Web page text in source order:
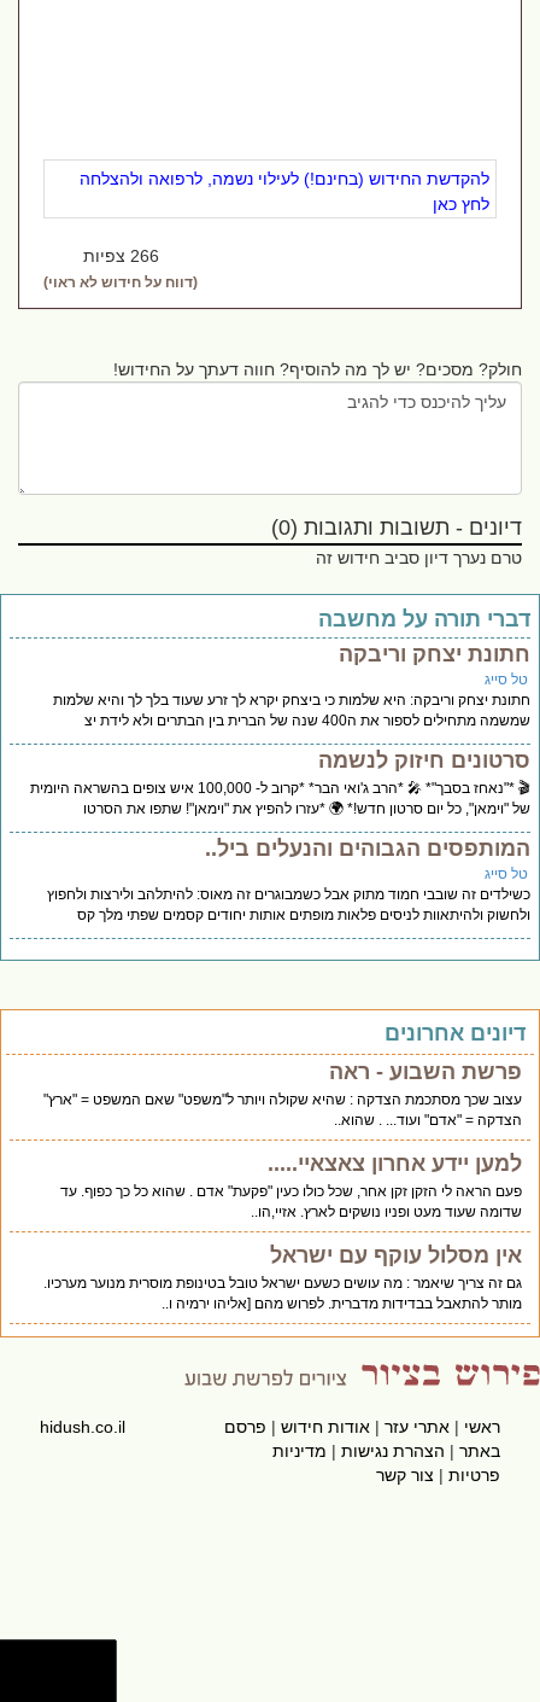
להקדשת החידוש (בחינם!) לעילוי נשמה, לרפואה ולהצלחה
לחץ כאן
266 צפיות
(דווח על חידוש לא ראוי)
חולק? מסכים? יש לך מה להוסיף? חווה דעתך על החידוש!
דיונים - תשובות ותגובות (0)
טרם נערך דיון סביב חידוש זה
תורה על מחשבה
יצחק וריבקה
סייג
יצחק וריבקה: היא שלמות כי ביצחק יקרא לך זרע שעוד בלך לך והיא שלמות
מתחילים לספור את ה400 שנה של הברית בין הבתרים ולא לידת יצ
חיזוק לנשמה
🎬 *"נאחז בסבך"* 🎤 *הרב ג'ואי הבר* *קרוב ל- 100,000 איש צופים בהשראה היומית
"וימאן", כל יום סרטון חדש!* 🌍 *עזרו להפיץ את "וימאן"! שתפו את הסרטו
הגבוהים והנעלים ביל..
סייג
זה שובבי חמוד מתוק אבל כשמבוגרים זה מאוס: להיתלהב ולירצות ולחפוץ
ולהיתאוות לניסים פלאות מופתים אותות יחודים קסמים שפתי מלך קס
אחרונים
פרשת השבוע - ראה
עצוב שכך מסתכמת הצדקה : שהיא שקולה ויותר ל"משפט" שאם המשפט = "ארץ"
הצדקה = "אדם" ועוד... . שהוא..
למען יידע אחרון צאצאיי.....
פעם הראה לי הזקן זקן אחר, שכל כולו כעין "פקעת" אדם . שהוא כל כך כפוף. עד
שדומה שעוד מעט ופניו נושקים לארץ. אזיי,הו..
אין מסלול עוקף עם ישראל
גם זה צריך שיאמר : מה עושים כשעם ישראל טובל בטינופת מוסרית מנוער מערכיו.
מותר להתאבל בבדידות מדברית. לפרוש מהם [אליהו ירמיה ו..
ראשי|אתרי עזר|אודות חידוש|פרסם
באתר|הצהרת נגישות|מדיניות
פרטיות|צור קשר
hidush.co.il